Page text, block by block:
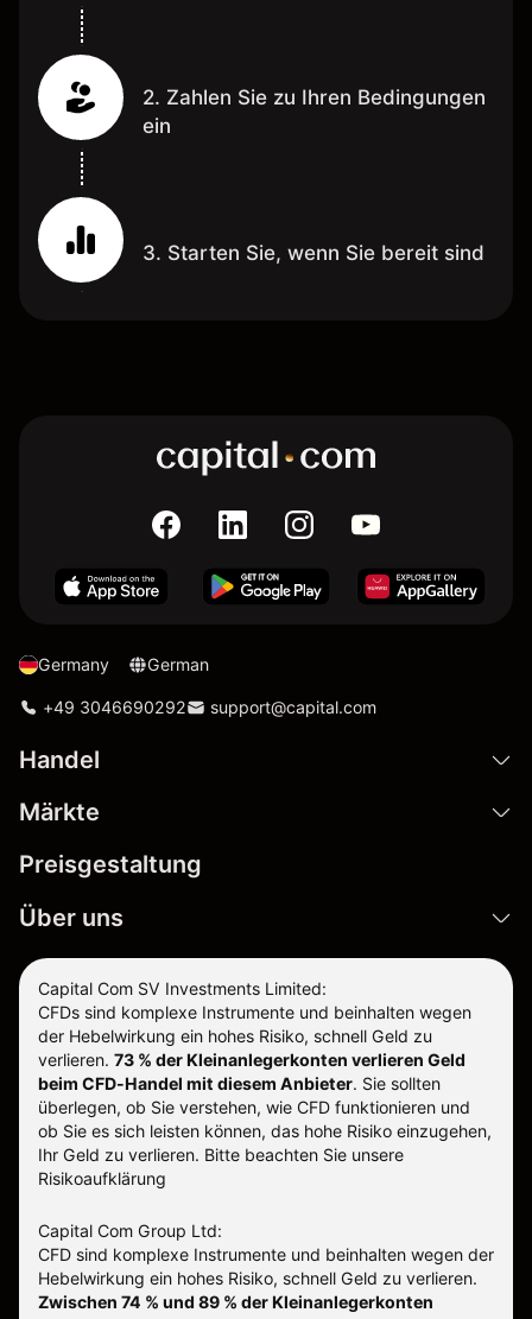
2. Zahlen Sie zu Ihren Bedingungen
ein
3. Starten Sie, wenn Sie bereit sind
Germany German
+49 3046690292 support@capital.com
Handel
Märkte
Preisgestaltung
Über uns
Capital Com SV Investments Limited:
CFDs sind komplexe Instrumente und beinhalten wegen
der Hebelwirkung ein hohes Risiko, schnell Geld zu
verlieren. 73 % der Kleinanlegerkonten verlieren Geld
beim CFD-Handel mit diesem Anbieter. Sie sollten
überlegen, ob Sie verstehen, wie CFD funktionieren und
ob Sie es sich leisten können, das hohe Risiko einzugehen,
Ihr Geld zu verlieren. Bitte beachten Sie unsere
Risikoaufklärung
Capital Com Group Ltd:
CFD sind komplexe Instrumente und beinhalten wegen der
Hebelwirkung ein hohes Risiko, schnell Geld zu verlieren.
Zwischen 74 % und 89 % der Kleinanlegerkonten